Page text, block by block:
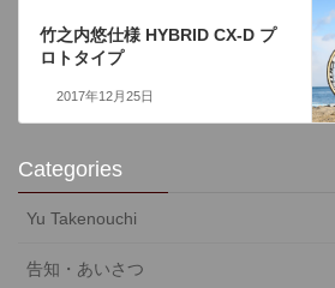
竹之内悠仕様 HYBRID CX-D プ
ロトタイプ
2017年12月25日
Categories
Yu Takenouchi
告知・あいさつ